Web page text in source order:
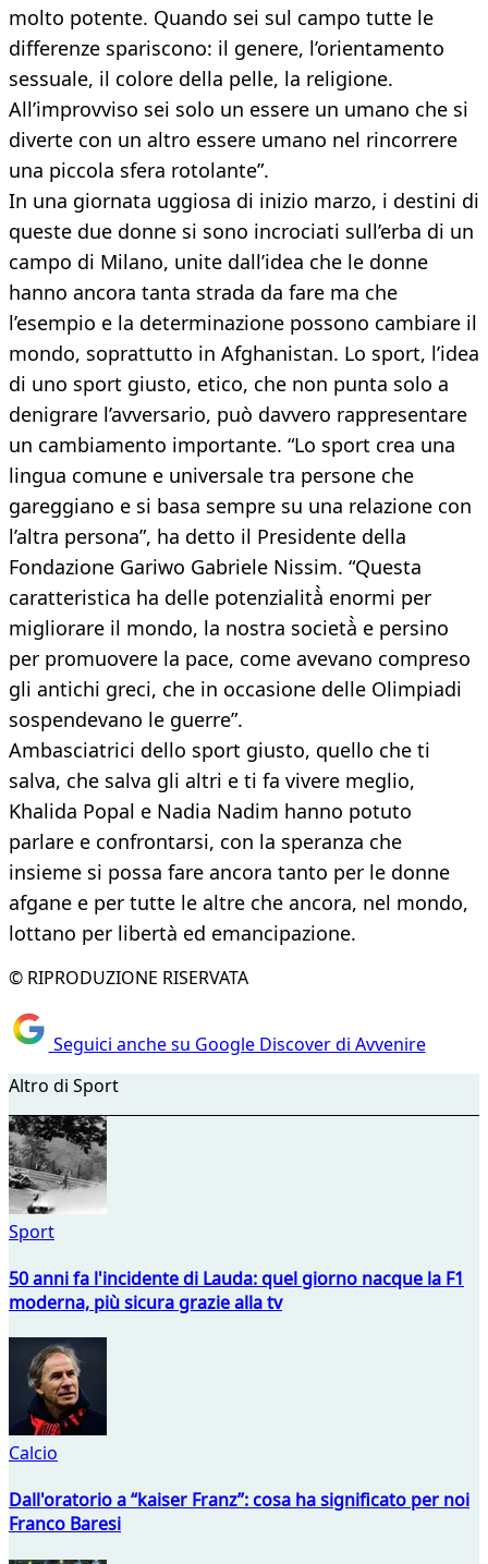
molto potente. Quando sei sul campo tutte le
differenze spariscono: il genere, l’orientamento
sessuale, il colore della pelle, la religione.
All’improvviso sei solo un essere un umano che si
diverte con un altro essere umano nel rincorrere
una piccola sfera rotolante”.
In una giornata uggiosa di inizio marzo, i destini di
queste due donne si sono incrociati sull’erba di un
campo di Milano, unite dall’idea che le donne
hanno ancora tanta strada da fare ma che
l’esempio e la determinazione possono cambiare il
mondo, soprattutto in Afghanistan. Lo sport, l’idea
di uno sport giusto, etico, che non punta solo a
denigrare l’avversario, può davvero rappresentare
un cambiamento importante. “Lo sport crea una
lingua comune e universale tra persone che
gareggiano e si basa sempre su una relazione con
l’altra persona”, ha detto il Presidente della
Fondazione Gariwo Gabriele Nissim. “Questa
caratteristica ha delle potenzialità̀ enormi per
migliorare il mondo, la nostra società̀ e persino
per promuovere la pace, come avevano compreso
gli antichi greci, che in occasione delle Olimpiadi
sospendevano le guerre”.
Ambasciatrici dello sport giusto, quello che ti
salva, che salva gli altri e ti fa vivere meglio,
Khalida Popal e Nadia Nadim hanno potuto
parlare e confrontarsi, con la speranza che
insieme si possa fare ancora tanto per le donne
afgane e per tutte le altre che ancora, nel mondo,
lottano per libertà ed emancipazione.
© RIPRODUZIONE RISERVATA
Seguici anche su Google Discover di Avvenire
Altro di Sport
Sport
50 anni fa l'incidente di Lauda: quel giorno nacque la F1
moderna, più sicura grazie alla tv
Calcio
Dall'oratorio a “kaiser Franz”: cosa ha significato per noi
Franco Baresi